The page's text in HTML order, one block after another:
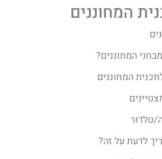
המחוננים
המחוננים?
המחוננים
טלדור
לדעת על זה?